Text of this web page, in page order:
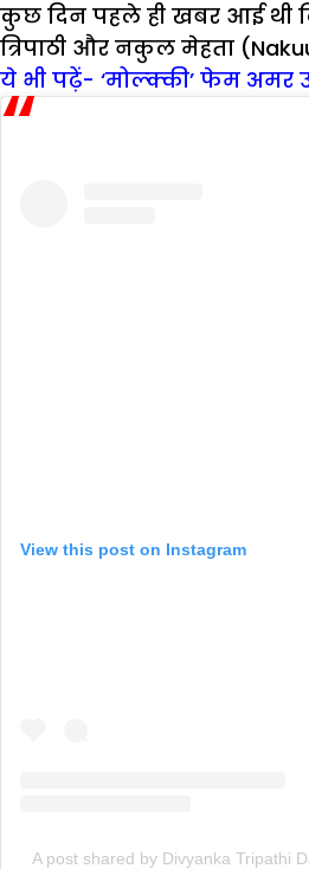
कुछ दिन पहले ही खबर आई थी
त्रिपाठी और नकुल मेहता
ये भी पढ़ें- ‘मोल्क्की’ फेम अमर
View this post on Instagram
A post shared by Divyanka Tripathi